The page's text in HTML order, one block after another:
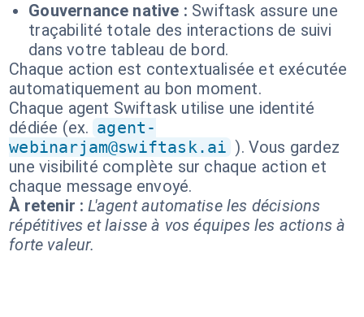
Gouvernance native : Swiftask assure une
traçabilité totale des interactions de suivi
dans votre tableau de bord.
Chaque action est contextualisée et exécutée
automatiquement au bon moment.
Chaque agent Swiftask utilise une identité
dédiée (ex. agent-
webinarjam@swiftask.ai ). Vous gardez
une visibilité complète sur chaque action et
chaque message envoyé.
À retenir : L'agent automatise les décisions
répétitives et laisse à vos équipes les actions à
forte valeur.